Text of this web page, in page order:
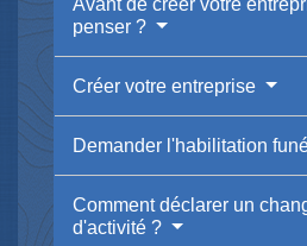
Avant de créer votre
penser ?
Créer votre entreprise
Demander l'habilitation
Comment déclarer un
d'activité ?